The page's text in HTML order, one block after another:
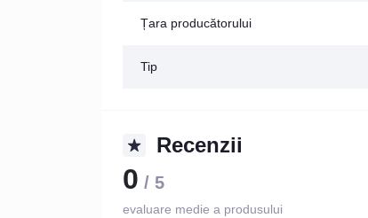
Țara producătorului
Tip
Recenzii
0 / 5
evaluare medie a produsului